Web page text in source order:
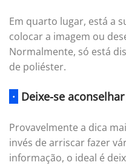
Em quarto lugar, está a
colocar a imagem ou
Normalmente, só está
de poliéster.
· Deixe-se
Provavelmente a dica
invés de arriscar fazer
informação, o ideal é